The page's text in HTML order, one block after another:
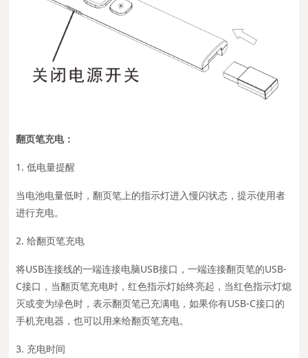
翻页笔充电：
1. 低电量提醒
当电池电量低时，翻页笔上的指示灯进入慢闪状态，提示使用者
进行充电。
2. 给翻页笔充电
将USB连接线的一端连接电脑USB接口，一端连接翻页笔的USB-
C接口，当翻页笔充电时，红色指示灯始终亮起，当红色指示灯熄
灭或变为绿色时，表示翻页笔已充满电，如果你有USB-C接口的
手机充电器，也可以用来给翻页笔充电。
3. 充电时间